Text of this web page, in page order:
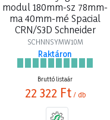
modul 180mm-sz 78mm-
ma 40mm-mé Spacial
CRN/S3D Schneider
SCHNNSYMW10M
Raktáron
Bruttó listaár
22 322 Ft / db